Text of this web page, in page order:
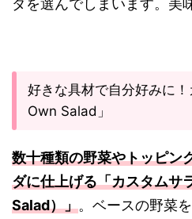
ダを選んでしまいます。美
好きな具材で自分好みに
Own Salad」
数十種類の野菜やトッピン
ダに仕上げる「カスタムサ
Salad）」。ベースの野菜